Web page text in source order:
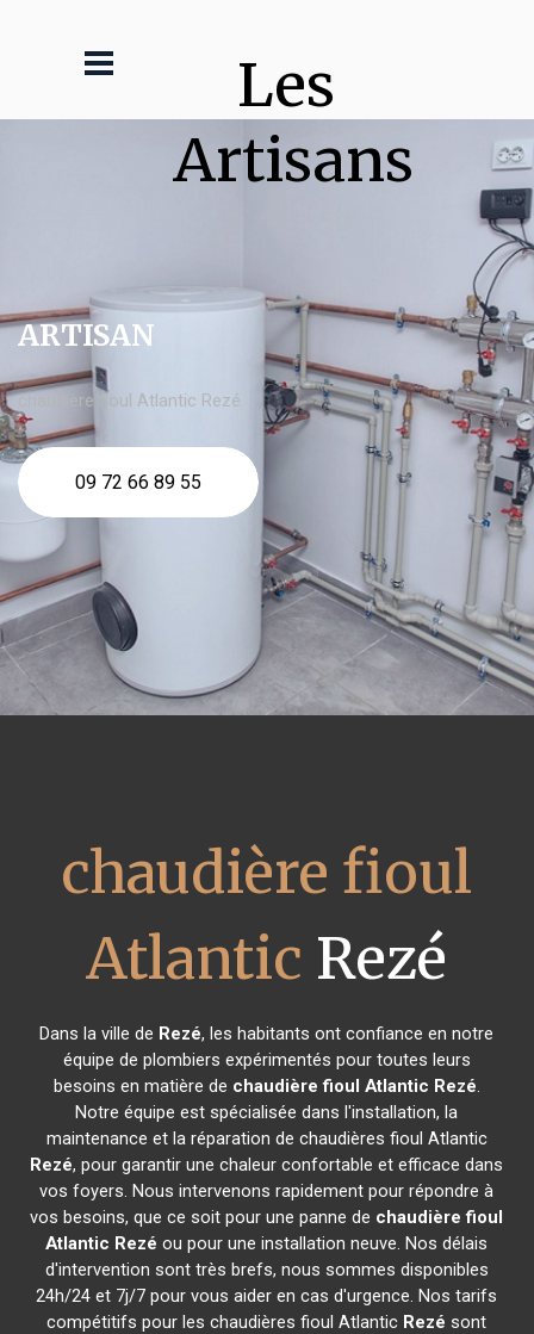
Les
Artisans
ARTISAN
chaudière fioul Atlantic Rezé
09 72 66 89 55
chaudière fioul
Atlantic Rezé
Dans la ville de Rezé, les habitants ont confiance en notre
équipe de plombiers expérimentés pour toutes leurs
besoins en matière de chaudière fioul Atlantic Rezé.
Notre équipe est spécialisée dans l'installation, la
maintenance et la réparation de chaudières fioul Atlantic
Rezé, pour garantir une chaleur confortable et efficace dans
vos foyers. Nous intervenons rapidement pour répondre à
vos besoins, que ce soit pour une panne de chaudière fioul
Atlantic Rezé ou pour une installation neuve. Nos délais
d'intervention sont très brefs, nous sommes disponibles
24h/24 et 7j/7 pour vous aider en cas d'urgence. Nos tarifs
compétitifs pour les chaudières fioul Atlantic Rezé sont